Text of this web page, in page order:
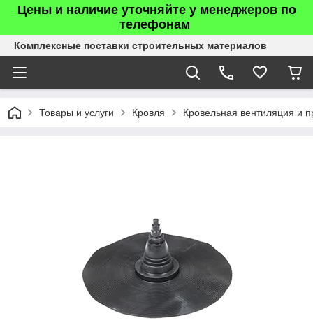
Цены и наличие уточняйте у менеджеров по
телефонам
Комплексные поставки строительных материалов
Товары и услуги Кровля Кровельная вентиляция и